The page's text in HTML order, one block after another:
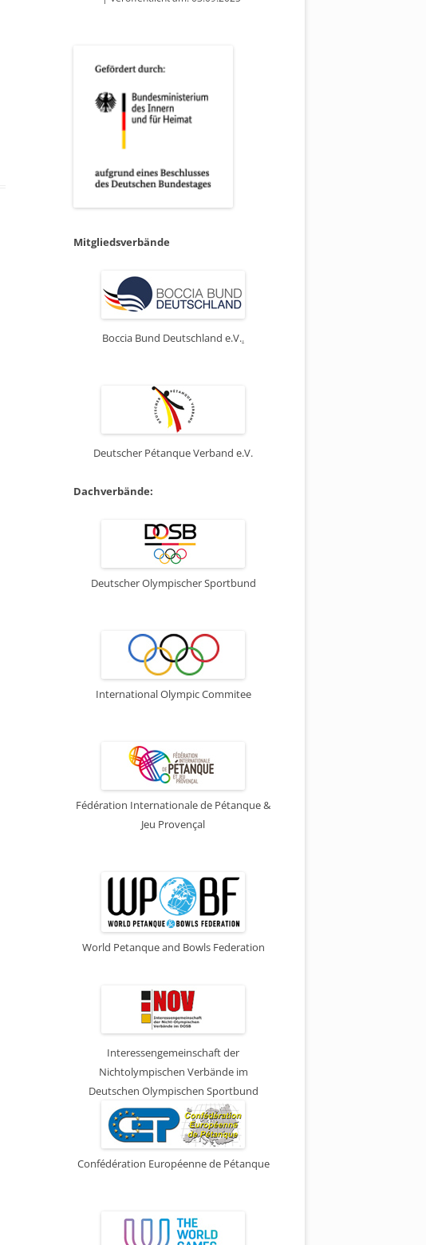
Mitgliedsverbände
Boccia Bund Deutschland e.V..
Deutscher Pétanque Verband e.V.
Dachverbände:
Deutscher Olympischer Sportbund
International Olympic Commitee
Fédération Internationale de Pétanque &
Jeu Provençal
World Petanque and Bowls Federation
Interessengemeinschaft der
Nichtolympischen Verbände im
Deutschen Olympischen Sportbund
Confédération Européenne de Pétanque